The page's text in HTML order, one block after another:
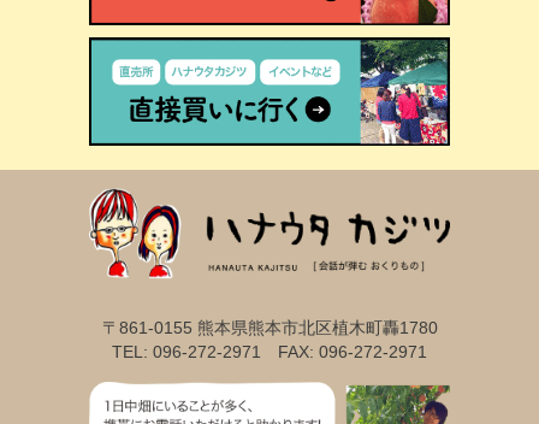
〒861-0155 熊本県熊本市北区植木町轟1780
TEL: 096-272-2971 FAX: 096-272-2971